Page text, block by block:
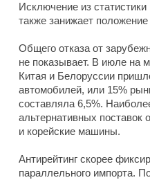
Исключение из
также занижает
Общего отказа от
не показывает. В июле на
Китая и Белоруссии
автомобилей, или 15%
составляла 6,5%.
альтернативных поставок
и корейские машины.
Антирейтинг скорее
параллельного импорта.